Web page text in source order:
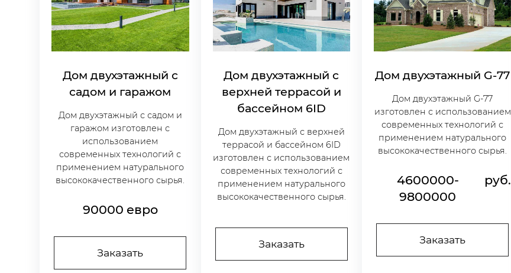
Дом двухэтажный с
садом и гаражом
Дом двухэтажный с садом и
гаражом изготовлен с
использованием
современных технологий с
применением натурального
высококачественного сырья.
90000 евро
Заказать
Дом двухэтажный с
верхней террасой и
бассейном 6ID
Дом двухэтажный с верхней
террасой и бассейном 6ID
изготовлен с использованием
современных технологий с
применением натурального
высококачественного сырья.
Заказать
Дом двухэтажный G-77
Дом двухэтажный G-77
изготовлен с использованием
современных технологий с
применением натурального
высококачественного сырья.
4600000-
9800000
руб.
Заказать